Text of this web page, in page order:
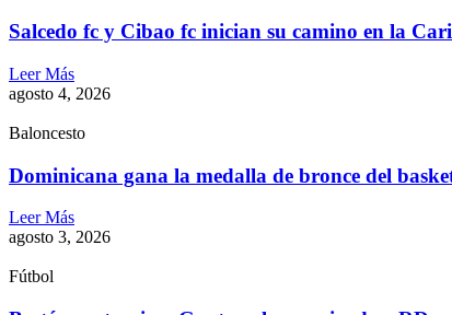
Salcedo fc y Cibao fc inician su camino en la
Leer Más
agosto 4, 2026
Baloncesto
Dominicana gana la medalla de bronce del
Leer Más
agosto 3, 2026
Fútbol